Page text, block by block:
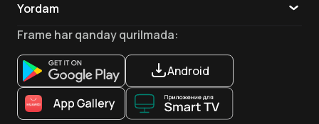
Yordam
Aloqa
Ilovalar
Frame har qanday qurilmada:
Android